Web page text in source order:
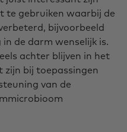
te gebruiken waarbij de
bijvoorbeeld
de darm wenselijk is.
achter blijven in het
zijn bij toepassingen
van de